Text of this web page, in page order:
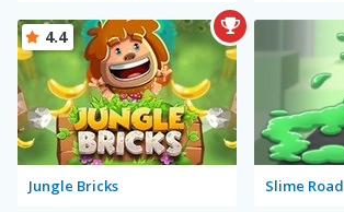
Jungle Bricks
4.4
Slime Road